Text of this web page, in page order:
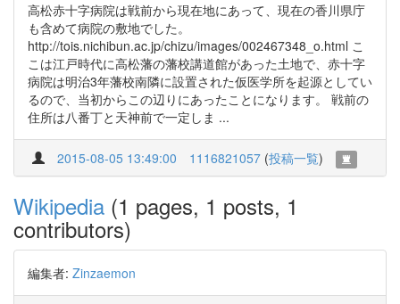
高松赤十字病院は戦前から現在地にあって、現在の香川県庁
も含めて病院の敷地でした。
http://tois.nichibun.ac.jp/chizu/images/002467348_o.html こ
こは江戸時代に高松藩の藩校講道館があった土地で、赤十字
病院は明治3年藩校南隣に設置された仮医学所を起源としてい
るので、当初からこの辺りにあったことになります。 戦前の
住所は八番丁と天神前で一定しま ...
2015-08-05 13:49:00 1116821057 (投稿一覧)
Wikipedia (1 pages, 1 posts, 1
contributors)
編集者: Zinzaemon